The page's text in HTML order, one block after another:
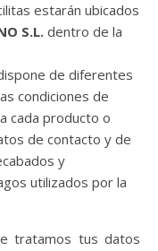
estarán ubicados
S.L. dentro de la
de diferentes
condiciones de
cada producto o
de contacto y de
y
utilizados por la
tratamos tus datos